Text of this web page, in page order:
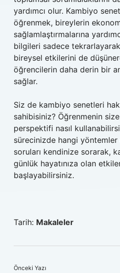
yardımcı olur. Kambiyo
öğrenmek, bireylerin
sağlamlaştırmalarına
bilgileri sadece
bireysel etkilerini de
öğrencilerin daha derin bir
sağlar.
Siz de kambiyo senetleri
sahibisiniz? Öğrenmenin
perspektifi nasıl
sürecinizde hangi
soruları kendinize sorarak,
günlük hayatınıza olan
başlayabilirsiniz.
Tarih: Makaleler
Önceki Yazı